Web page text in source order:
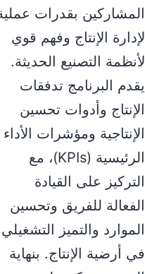
بقدرات عملية
الإنتاج وفهم قوي
التصنيع الحديثة.
البرنامج تدفقات
وأدوات تحسين
ومؤشرات الأداء
الرئيسية (KPIs)، مع
على القيادة
للفريق وتحسين
والتميز التشغيلي
أرضية الإنتاج. بنهاية